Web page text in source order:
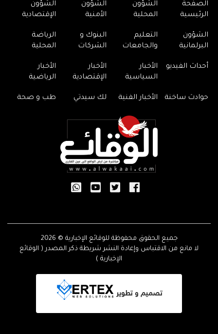
الصفحة
الرئيسية
الشؤون
المحلية
الشؤون
الأمنية
الشؤون
الإقتصادية
الشؤون
البرلمانية
التعليم
والجامعات
البنوك و
الشركات
الرياضة
المحلية
أحداث الفيديو
الأخبار
السياسية
الأخبار
الإقتصادية
الأخبار
الرياضية
حوادث ساخنة الأخبار الفنية لك سيدتي طب و صحة
جميع الحقوق محفوظة للوقائع الإخبارية © 2026
لا مانع من الاقتباس وإعادة النشر شريطة ذكر المصدر ( الوقائع
الإخبارية )
تصميم و تطوير